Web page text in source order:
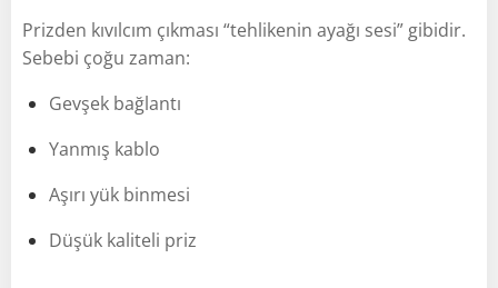
Prizden kıvılcım çıkması “tehlikenin ayağı sesi” gibidir.
Sebebi çoğu zaman:
Gevşek bağlantı
Yanmış kablo
Aşırı yük binmesi
Düşük kaliteli priz